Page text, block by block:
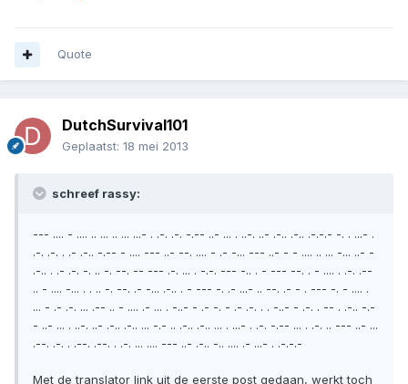
Quote
DutchSurvival101
Geplaatst: 18 mei 2013
schreef rassy:
--- .... - .... .. ... .. ... ...- . .-. .-. -.-- ..- ... . ..-. ..- .-.. .-.. .-.-.- -. . ...- .
.-. .-. . .- .-.. -.-- - .... --- ..- --. .... - .- -... --- ..- - - .... .. ... -... ..- -
.-.. . .- .-. -. .. -. --. -- --- .-. ... . -.-. --- -.. . - --- --. . - .... . .-. .--
.. - .... -... . . .. -. --. .- -... .-.. . - --- -. .- ...- .. --. .- - . --- -. - .... .
... - .- .-. ... .-- .. - .... .- ... . -..- - .- -. - .- .-. . . -..- - .-. . -- . .-.. -.-
- ..- ... . ..-. ..- .-.. .-.. ... -.- .. .-.. .-.. ... . ...- . .-. -.-- ... . .-. .. --- ..- ...
.--. .-. . .--. .--. . .-. ... .... --- ..- .-.. -.. .... .- ...- . .-.-.-
Met de translator link uit de eerste post gedaan, werkt toch